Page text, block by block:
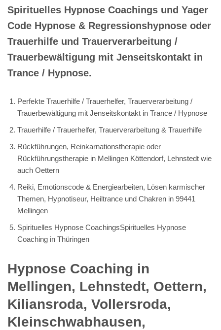
Spirituelles Hypnose Coachings und Yager
Code Hypnose & Regressionshypnose oder
Trauerhilfe und Trauerverarbeitung /
Trauerbewältigung mit Jenseitskontakt in
Trance / Hypnose.
Perfekte Trauerhilfe / Trauerhelfer, Trauerverarbeitung /
Trauerbewältigung mit Jenseitskontakt in Trance / Hypnose
Trauerhilfe / Trauerhelfer, Trauerverarbeitung & Trauerhilfe
Rückführungen, Reinkarnationstherapie oder
Rückführungstherapie in Mellingen Köttendorf, Lehnstedt wie
auch Oettern
Reiki, Emotionscode & Energiearbeiten, Lösen karmischer
Themen, Hypnotiseur, Heiltrance und Chakren in 99441
Mellingen
Spirituelles Hypnose CoachingsSpirituelles Hypnose
Coaching in Thüringen
Hypnose Coaching in
Mellingen, Lehnstedt, Oettern,
Kiliansroda, Vollersroda,
Kleinschwabhausen,